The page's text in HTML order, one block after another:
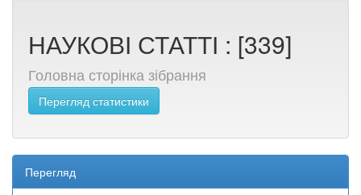
НАУКОВІ СТАТТІ : [339]
Головна сторінка зібрання
Перегляд статистики
Перегляд